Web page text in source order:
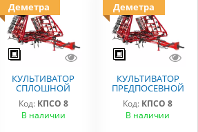
Деметра
КУЛЬТИВАТОР
СПЛОШНОЙ
ОБРАБОТКИ
ДЕМЕТРА КПСО-8
Код: КПСО 8
В наличии
Деметра
КУЛЬТИВАТОР
ПРЕДПОСЕВНОЙ
ОБРАБОТКИ
КПСО-8 ДЕМЕТРА
Код: КПСО 8
В наличии